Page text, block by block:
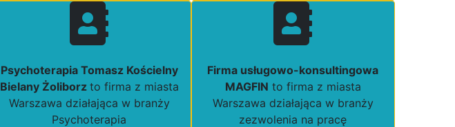
Psychoterapia Tomasz Kościelny
Bielany Żoliborz to firma z miasta
Warszawa działająca w branży
Psychoterapia
Firma usługowo-konsultingowa
MAGFIN to firma z miasta
Warszawa działająca w branży
zezwolenia na pracę